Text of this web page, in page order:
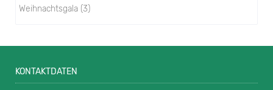
Weihnachtsgala (3)
KONTAKTDATEN